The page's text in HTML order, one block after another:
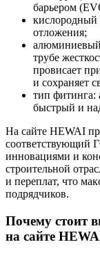
барьером
кислородный
отложения;
алюминиевый
трубе
провисает
и сохраняет
тип фитинга:
быстрый и
На сайте HEWAI
инновациями и
строительной
и переплат, что
подрядчиков.
Почему стоит
на сайте